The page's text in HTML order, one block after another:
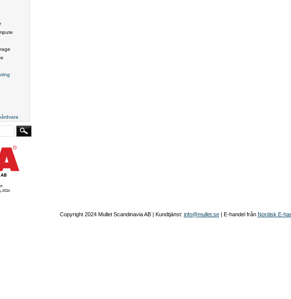
Copyright 2024 Mullet Scandinavia AB | Kundtjänst: info@mullet.se | E-handel från Nordisk E-